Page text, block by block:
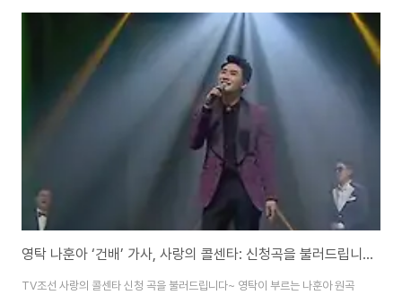
니가 숨 쉬면 따스한 바람이 불어와 / When you breathe, a warm wind
blows 니가 웃으면 눈부신 햇살이 비춰 / When you smile, the bright
sun shines 거기 있어줘서 그게 너라서 / Be..
영탁 나훈아 ‘건배’ 가사, 사랑의 콜센타: 신청곡을 불러드립니다~ [트로트 영어로]
TV조선 사랑의 콜센타 신청 곡을 불러드립니다~ 영탁이 부르는 나훈아 원곡